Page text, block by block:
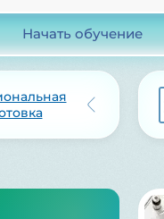
Начать обучение